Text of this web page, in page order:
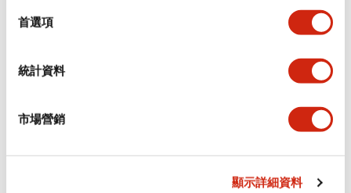
首選項
統計資料
市場營銷
顯示詳細資料
電氣規範（額定照明部分）
環境規範